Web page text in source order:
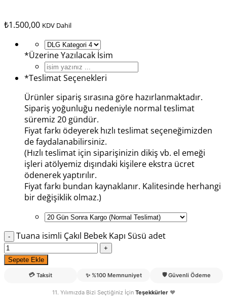
₺1.500,00 KDV Dahil
*Üzerine Yazılacak İsim
*Teslimat Seçenekleri
Ürünler sipariş sırasına göre hazırlanmaktadır.
Sipariş yoğunluğu nedeniyle normal teslimat
süremiz 20 gündür.
Fiyat farkı ödeyerek hızlı teslimat seçeneğimizden
de faydalanabilirsiniz.
(Hızlı teslimat için siparişinizin dikiş vb. el emeği
işleri atölyemiz dışındaki kişilere ekstra ücret
ödenerek yaptırılır.
Fiyat farkı bundan kaynaklanır. Kalitesinde herhangi
bir değişiklik olmaz.)
Tuana isimli Çakıl Bebek Kapı Süsü adet
Sepete Ekle
💳 Taksit ✨ %100 Memnuniyet 🛡️ Güvenli Ödeme
11. Yılımızda Bizi Seçtiğiniz İçin Teşekkürler❤️